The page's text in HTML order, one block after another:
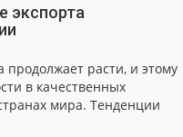
экспорта
продолжает расти, и этому
в качественных
мира. Тенденции